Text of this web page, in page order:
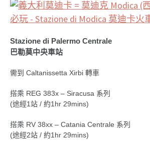
Stazione di Palermo Centrale
巴勒莫中央車站
需到 Caltanissetta Xirbi 轉車
搭乘 REG 383x – Siracusa 系列
(途經1站 / 約1hr 29mins)
搭乘 RV 38xx – Catania Centrale 系列
(途經2站 / 約1hr 29mins)